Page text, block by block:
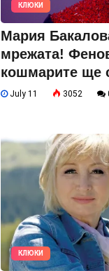
КЛЮКИ
Мария
мрежата!
кошмарите ще
July 11 3052
КЛЮКИ